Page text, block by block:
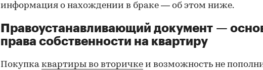
информация о нахождении в браке — об этом ниже.
Правоустанавливающий документ —
права собственности на квартиру
Покупка квартиры во вторичке и возможность не